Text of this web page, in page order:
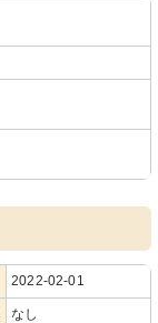
2022-02-01
なし